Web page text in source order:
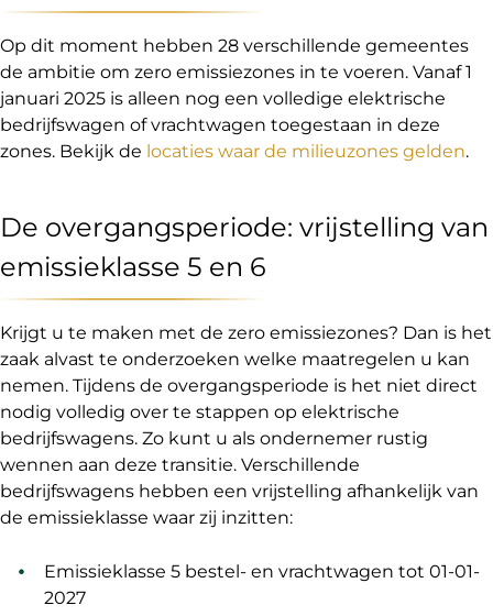
Op dit moment hebben 28 verschillende gemeentes
de ambitie om zero emissiezones in te voeren. Vanaf 1
januari 2025 is alleen nog een volledige elektrische
bedrijfswagen of vrachtwagen toegestaan in deze
zones. Bekijk de locaties waar de milieuzones gelden.
De overgangsperiode: vrijstelling van
emissieklasse 5 en 6
Krijgt u te maken met de zero emissiezones? Dan is het
zaak alvast te onderzoeken welke maatregelen u kan
nemen. Tijdens de overgangsperiode is het niet direct
nodig volledig over te stappen op elektrische
bedrijfswagens. Zo kunt u als ondernemer rustig
wennen aan deze transitie. Verschillende
bedrijfswagens hebben een vrijstelling afhankelijk van
de emissieklasse waar zij inzitten:
Emissieklasse 5 bestel- en vrachtwagen tot 01-01-
2027